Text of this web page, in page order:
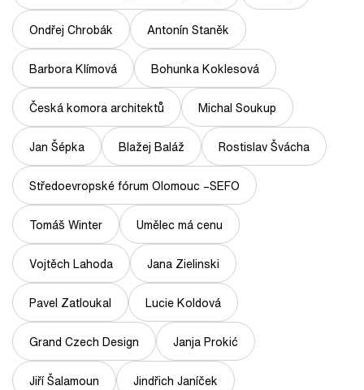
Ondřej Chrobák Antonín Staněk
Barbora Klímová Bohunka Koklesová
Česká komora architektů Michal Soukup
Jan Šépka Blažej Baláž Rostislav Švácha
Středoevropské fórum Olomouc –SEFO
Tomáš Winter Umělec má cenu
Vojtěch Lahoda Jana Zielinski
Pavel Zatloukal Lucie Koldová
Grand Czech Design Janja Prokić
Jiří Šalamoun Jindřich Janíček